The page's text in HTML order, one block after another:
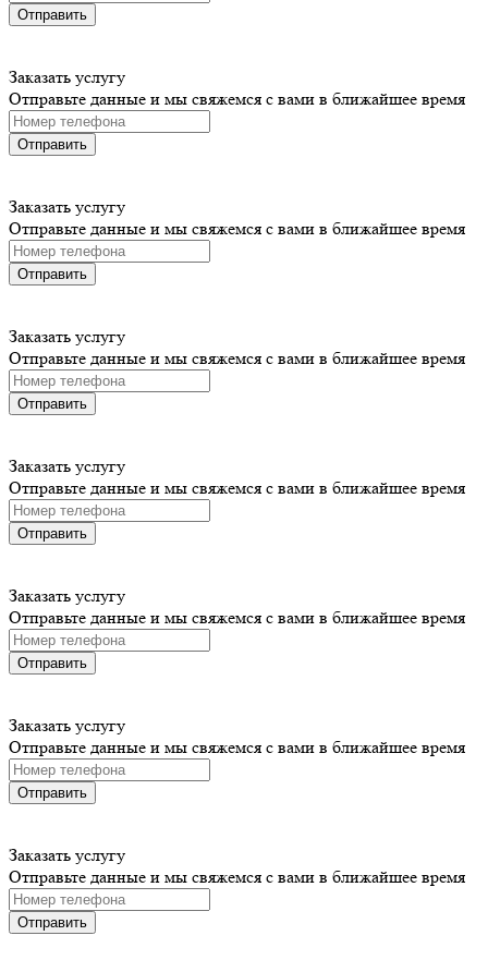
Отправить
Заказать услугу
Отправьте данные и мы свяжемся с вами в ближайшее время
Отправить
Заказать услугу
Отправьте данные и мы свяжемся с вами в ближайшее время
Отправить
Заказать услугу
Отправьте данные и мы свяжемся с вами в ближайшее время
Отправить
Заказать услугу
Отправьте данные и мы свяжемся с вами в ближайшее время
Отправить
Заказать услугу
Отправьте данные и мы свяжемся с вами в ближайшее время
Отправить
Заказать услугу
Отправьте данные и мы свяжемся с вами в ближайшее время
Отправить
Заказать услугу
Отправьте данные и мы свяжемся с вами в ближайшее время
Отправить